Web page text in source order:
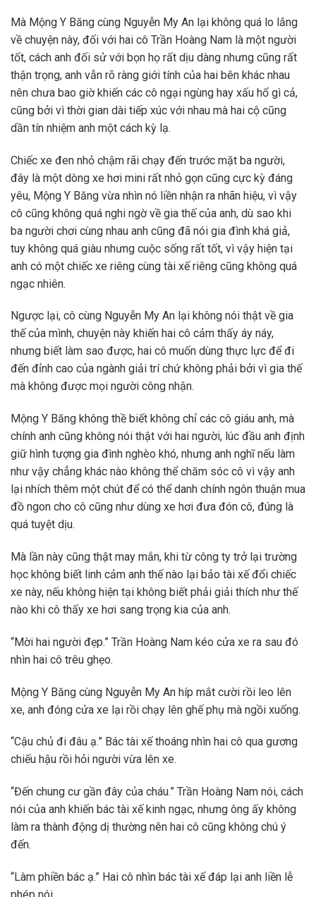
Mà Mộng Y Băng cùng Nguyễn My An lại không quá lo lắng
về chuyện này, đối với hai cô Trần Hoàng Nam là một người
tốt, cách anh đối sử với bọn họ rất dịu dàng nhưng cũng rất
thận trọng, anh vẫn rõ ràng giới tính của hai bên khác nhau
nên chưa bao giờ khiến các cô ngại ngùng hay xấu hổ gì cả,
cũng bởi vì thời gian dài tiếp xúc với nhau mà hai cộ cũng
dần tín nhiệm anh một cách kỳ lạ.
Chiếc xe đen nhỏ chậm rãi chạy đến trước mặt ba người,
đây là một dòng xe hơi mini rất nhỏ gọn cũng cực kỳ đáng
yêu, Mộng Y Băng vừa nhìn nó liền nhận ra nhãn hiệu, vì vậy
cô cũng không quá nghi ngờ về gia thế của anh, dù sao khi
ba người chơi cùng nhau anh cũng đã nói gia đình khá giả,
tuy không quá giàu nhưng cuộc sống rất tốt, vì vậy hiện tại
anh có một chiếc xe riêng cùng tài xế riêng cũng không quá
ngạc nhiên.
Ngược lại, cô cùng Nguyễn My An lại không nói thật về gia
thế của mình, chuyện này khiến hai cô cảm thấy áy náy,
nhưng biết làm sao được, hai cô muốn dùng thực lực để đi
đến đỉnh cao của ngành giải trí chứ không phải bởi vì gia thế
mà không được mọi người công nhận.
Mộng Y Băng không thề biết không chỉ các cô giáu anh, mà
chính anh cũng không nói thật với hai người, lúc đầu anh định
giữ hình tượng gia đình nghèo khó, nhưng anh nghĩ nếu làm
như vậy chẳng khác nào không thể chăm sóc cô vì vậy anh
lại nhích thêm một chút để có thể danh chính ngôn thuận mua
đồ ngon cho cô cũng như dùng xe hơi đưa đón cô, đúng là
quá tuyệt dịu.
Mà lần này cũng thật may mắn, khi từ công ty trở lại trường
học không biết linh cảm anh thế nào lại bảo tài xế đổi chiếc
xe này, nếu không hiện tại không biết phải giải thích như thế
nào khi cô thấy xe hơi sang trọng kia của anh.
“Mời hai người đẹp.” Trần Hoàng Nam kéo cửa xe ra sau đó
nhìn hai cô trêu ghẹo.
Mộng Y Băng cùng Nguyễn My An híp mắt cười rồi leo lên
xe, anh đóng cửa xe lại rồi chạy lên ghế phụ mà ngồi xuống.
“Cậu chủ đi đâu ạ.” Bác tài xế thoáng nhìn hai cô qua gương
chiếu hậu rồi hỏi người vừa lên xe.
“Đến chung cư gần đây của cháu.” Trần Hoàng Nam nói, cách
nói của anh khiến bác tài xế kinh ngạc, nhưng ông ấy không
làm ra thành động dị thường nên hai cô cũng không chú ý
đến.
“Làm phiền bác ạ.” Hai cô nhìn bác tài xế đáp lại anh liền lễ